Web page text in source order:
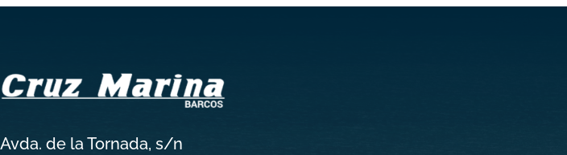
Avda. de la Tornada, s/n